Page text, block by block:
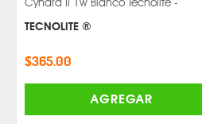
TECNOLITE ®
$365.00
AGREGAR